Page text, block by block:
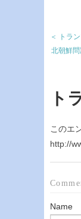
＜ トラ
北朝鮮
ト
このエ
http://
Name